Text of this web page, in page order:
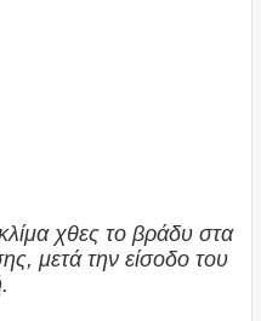
χθες το βράδυ στα
μετά την είσοδο του